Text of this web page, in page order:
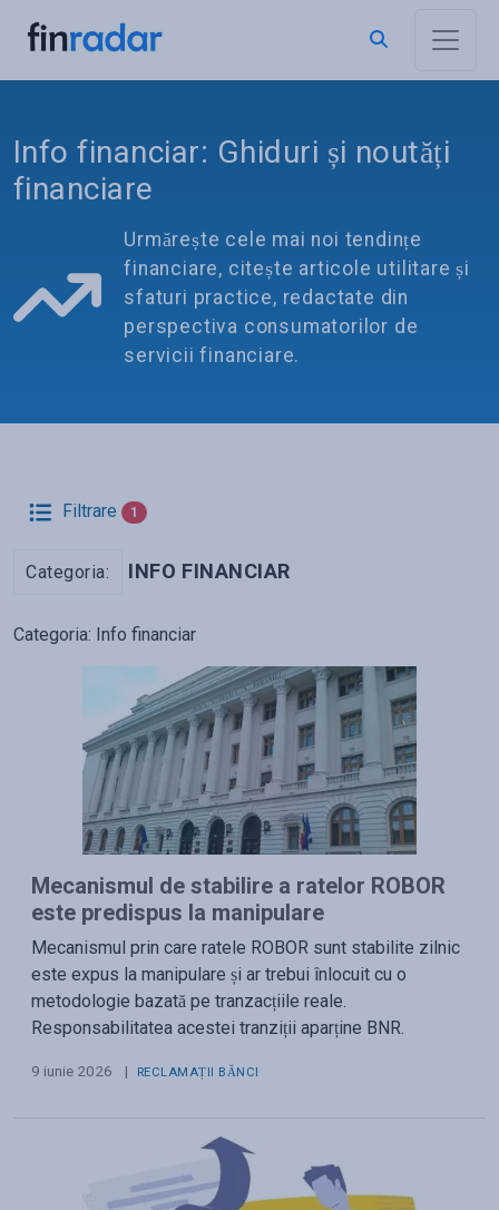
Info financiar: Ghiduri și noutăți
financiare
Urmărește cele mai noi tendințe
financiare, citește articole utilitare și
sfaturi practice, redactate din
perspectiva consumatorilor de
servicii financiare.
Filtrare 1
Categoria: INFO FINANCIAR
Categoria: Info financiar
Mecanismul de stabilire a ratelor ROBOR
este predispus la manipulare
Mecanismul prin care ratele ROBOR sunt stabilite zilnic
este expus la manipulare și ar trebui înlocuit cu o
metodologie bazată pe tranzacțiile reale.
Responsabilitatea acestei tranziții aparține BNR.
9 iunie 2026 | RECLAMAȚII BĂNCI